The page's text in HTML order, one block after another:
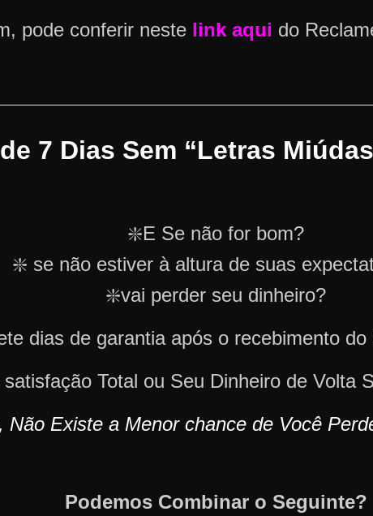
pode conferir neste link aqui do
7 Dias Sem “Letras
❇️E Se não for bom?
❇️ se não estiver à altura de suas
❇️vai perder seu dinheiro?
dias de garantia após o recebimento
Total ou Seu Dinheiro de Volta
Não Existe a Menor chance de Você
Podemos Combinar o Seguinte?